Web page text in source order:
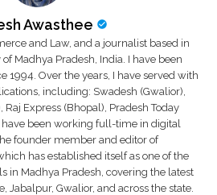
Awasthee
and Law, and a journalist based in
Madhya Pradesh, India. I have been
1994. Over the years, I have served with
including: Swadesh (Gwalior),
Raj Express (Bhopal), Pradesh Today
have been working full-time in digital
founder member and editor of
has established itself as one of the
in Madhya Pradesh, covering the latest
Jabalpur, Gwalior, and across the state.